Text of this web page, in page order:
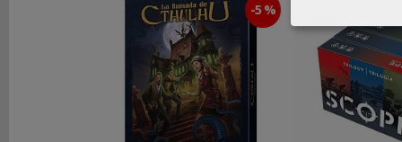
Instagram
-5 %